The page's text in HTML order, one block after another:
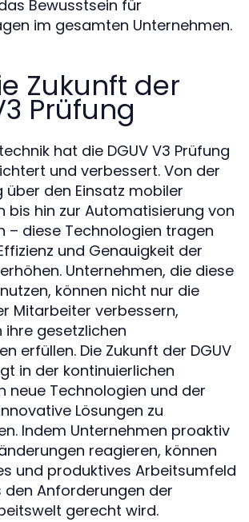
Bewusstsein für
im gesamten Unternehmen.
Zukunft der
Prüfung
hat die DGUV V3 Prüfung
und verbessert. Von der
über den Einsatz mobiler
bis hin zur Automatisierung von
– diese Technologien tragen
und Genauigkeit der
Unternehmen, die diese
können nicht nur die
Mitarbeiter verbessern,
gesetzlichen
erfüllen. Die Zukunft der DGUV
in der kontinuierlichen
neue Technologien und der
Lösungen zu
Indem Unternehmen proaktiv
reagieren, können
und produktives Arbeitsumfeld
Anforderungen der
gerecht wird.